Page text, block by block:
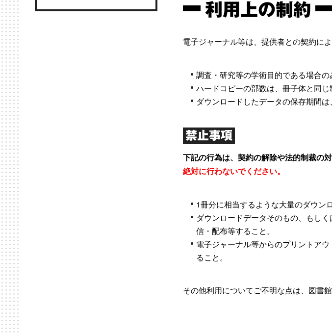
利用上の制約
電子ジャーナル等は、提供者との契約に
調査・研究等の学術目的である場合
ハードコピーの部数は、冊子体と同
ダウンロードしたデータの保存期間
禁止事項
下記の行為は、契約の解除や法的制裁の対
絶対に行わないでください。
1冊分に相当するような大量のダウン
ダウンロードデータそのもの、もし
信・配布等すること。
電子ジャーナル等からのプリントア
ること。
その他利用についてご不明な点は、図書